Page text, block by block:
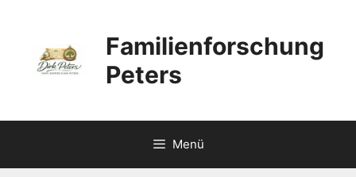
springen
Familienforschung
Peters
Menü